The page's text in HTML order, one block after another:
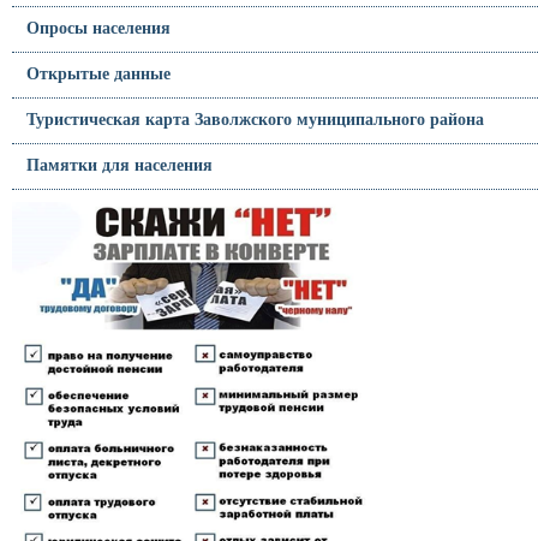
Опросы населения
Открытые данные
Туристическая карта Заволжского муниципального района
Памятки для населения